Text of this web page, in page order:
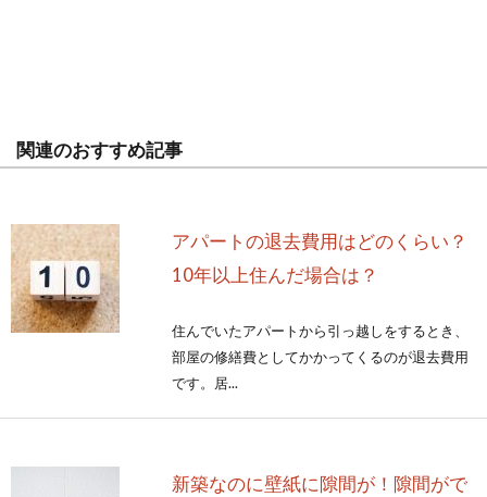
関連のおすすめ記事
アパートの退去費用はどのくらい？
10年以上住んだ場合は？
住んでいたアパートから引っ越しをするとき、
部屋の修繕費としてかかってくるのが退去費用
です。居...
新築なのに壁紙に隙間が！隙間がで